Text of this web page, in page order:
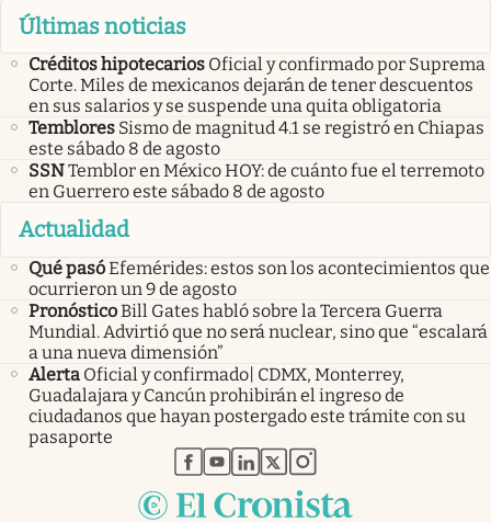
Últimas noticias
Créditos hipotecarios Oficial y confirmado por Suprema
Corte. Miles de mexicanos dejarán de tener descuentos
en sus salarios y se suspende una quita obligatoria
Temblores Sismo de magnitud 4.1 se registró en Chiapas
este sábado 8 de agosto
SSNTemblor en México HOY: de cuánto fue el terremoto
en Guerrero este sábado 8 de agosto
Actualidad
Qué pasóEfemérides: estos son los acontecimientos que
ocurrieron un 9 de agosto
PronósticoBill Gates habló sobre la Tercera Guerra
Mundial. Advirtió que no será nuclear, sino que “escalará
a una nueva dimensión”
Alerta Oficial y confirmado| CDMX, Monterrey,
Guadalajara y Cancún prohibirán el ingreso de
ciudadanos que hayan postergado este trámite con su
pasaporte
abre en nueva pestaña
abre en nueva pestaña
abre en nueva pestaña
abre en nueva pestaña
abre en nueva pestaña